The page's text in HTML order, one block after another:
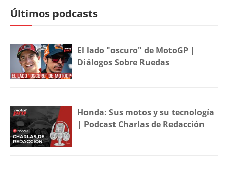
Últimos podcasts
El lado "oscuro" de MotoGP |
Diálogos Sobre Ruedas
Honda: Sus motos y su tecnología
| Podcast Charlas de Redacción